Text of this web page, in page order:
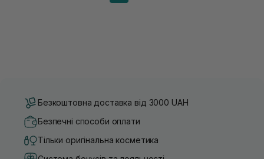
Безкоштовна доставка від 3000 UAH
Безпечні способи оплати
Тільки оригінальна косметика